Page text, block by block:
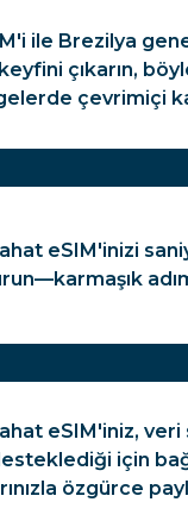
ile Brezilya
keyfini çıkarın,
çevrimiçi
eSIM'inizi
eSIM'iniz, veri
için
özgürce